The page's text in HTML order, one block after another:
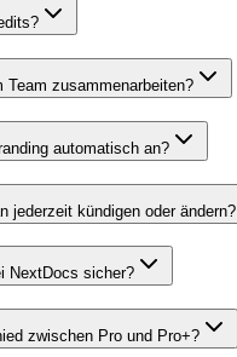
Team zusammenarbeiten?
automatisch an?
jederzeit kündigen oder ändern?
NextDocs sicher?
zwischen Pro und Pro+?